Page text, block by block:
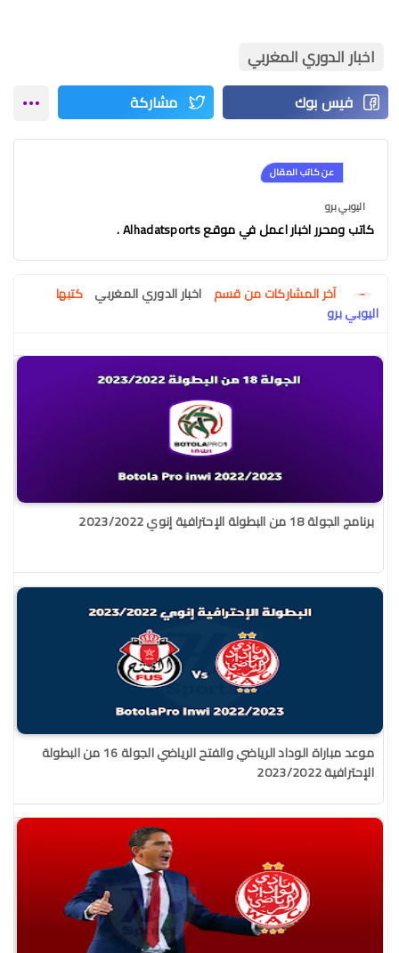
اخبار الدوري المغربي
عن كاتب المقال
اليوبي برو
كاتب ومحرر اخبار اعمل في موقع Alhadatsports .
آخر المشاركات من قسم اخبار الدوري المغربي كتبها
اليوبي برو
برنامج الجولة 18 من البطولة الإحترافية إنوي 2023/2022
موعد مباراة الوداد الرياضي والفتح الرياضي الجولة 16 من البطولة
الإحترافية 2023/2022